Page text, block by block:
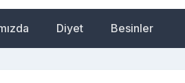
Diyet Besinler